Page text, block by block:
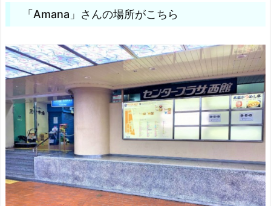
「Amana」さんの場所がこちら